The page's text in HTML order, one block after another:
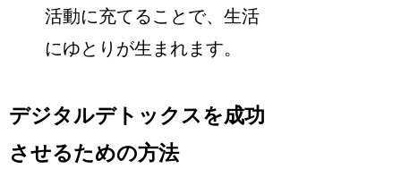
活動に充てることで、生活
にゆとりが生まれます。
デジタルデトックスを成功
させるための方法